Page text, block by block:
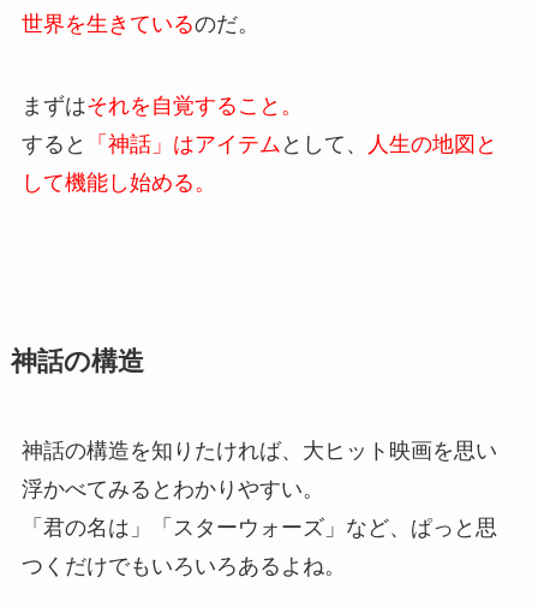
世界を生きているのだ。
まずはそれを自覚すること。
すると
「神話」はアイテム として、
人生の地図と
して機能し始める。
神話の構造
神話の構造を知りたければ、大ヒット映画を思い
浮かべてみるとわかりやすい。
「君の名は」「スターウォーズ」など、ぱっと思
つくだけでもいろいろあるよね。